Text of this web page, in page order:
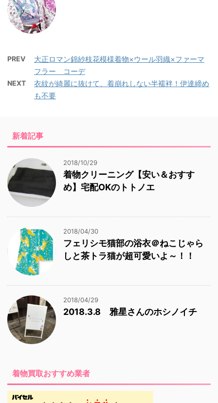
PREV
大正ロマン錦紗枝花模様着物×ウール羽織×ファーマ
フラー コーデ
NEXT
衣紋が綺麗に抜けて、着崩れしない半襦袢！伊達締め
も不要
新着記事
2018/10/29
着物クリーニング【安い＆おすす
め】宅配OKのトトノエ
2018/04/30
フェリシモ猫部の浴衣＠ねこじゃら
しと茶トラ猫が超可愛いよ～！！
2018/04/29
2018.3.8 雅星さんのホシノイチ
着物買取おすすめ業者